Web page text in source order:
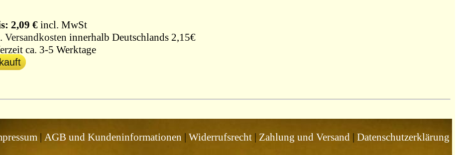
2,09 €incl. MwSt
Versandkosten innerhalb Deutschlands 2,15€
ca. 3-5 Werktage
| AGB und Kundeninformationen | Widerrufsrecht| Zahlung und Versand| Datenschutzerklärung